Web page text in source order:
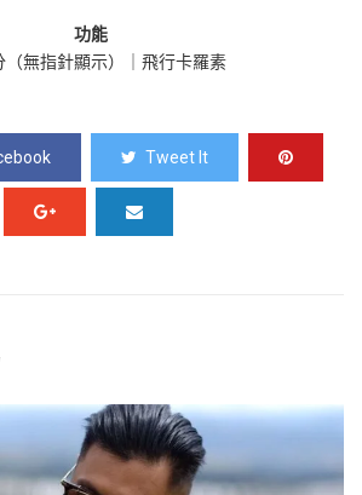
功能
（無指針顯示）｜飛行卡羅素
Tweet It